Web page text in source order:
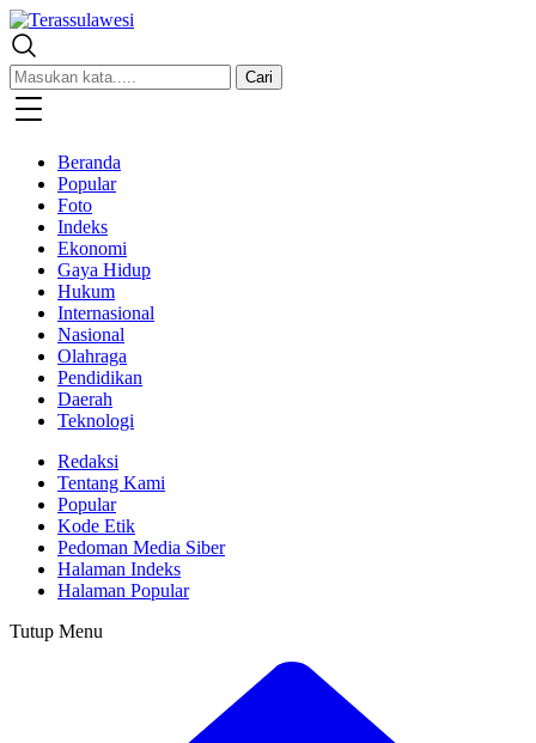
Terassulawesi
Kabar Menginspirasi
Cari
Beranda
Popular
Foto
Indeks
Ekonomi
Gaya Hidup
Hukum
Internasional
Nasional
Olahraga
Pendidikan
Daerah
Teknologi
Redaksi
Tentang Kami
Popular
Kode Etik
Pedoman Media Siber
Halaman Indeks
Halaman Popular
Tutup Menu